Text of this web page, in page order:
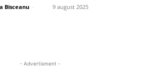
Bisceanu - 9 august 2025
- Advertisment -